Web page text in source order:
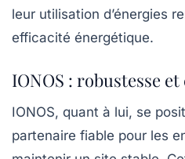
leur utilisation d’énergies
efficacité énergétique.
IONOS : robustesse
IONOS, quant à lui, se
partenaire fiable pour les